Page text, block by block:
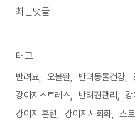
최근댓글
태그
반려묘 오블완 반려동물건강
강아지스트레스
반려견관리
강
강아지 훈련
강아지사회화 스